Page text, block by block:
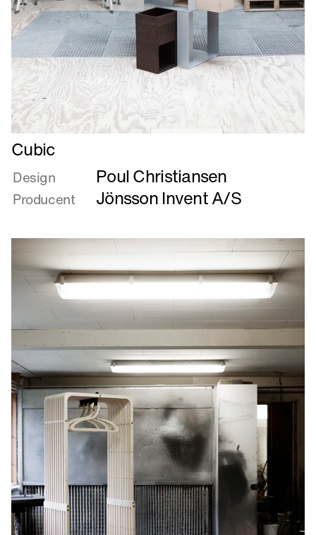
Læs
mere
om
Cubic
Cubic
Design Poul Christiansen
Producent Jönsson Invent A/S